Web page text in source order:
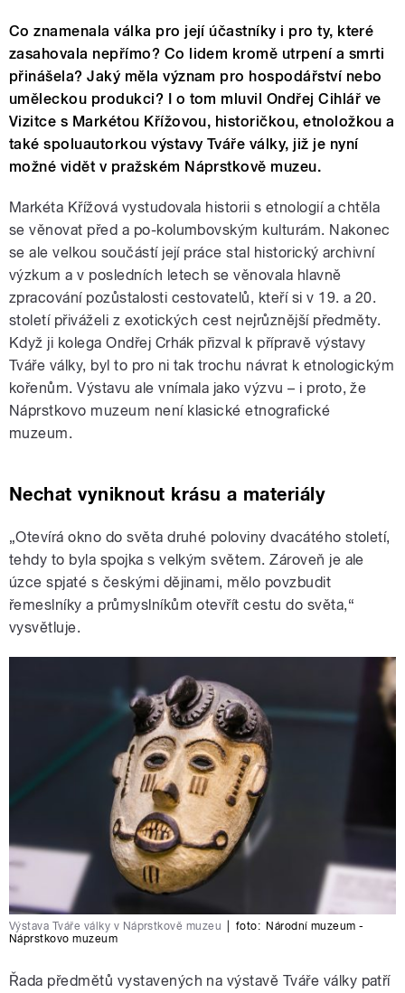
Co znamenala válka pro její účastníky i pro ty, které
zasahovala nepřímo? Co lidem kromě utrpení a smrti
přinášela? Jaký měla význam pro hospodářství nebo
uměleckou produkci? I o tom mluvil Ondřej Cihlář ve
Vizitce s Markétou Křížovou, historičkou, etnoložkou a
také spoluautorkou výstavy Tváře války, již je nyní
možné vidět v pražském Náprstkově muzeu.
Markéta Křížová vystudovala historii s etnologií a chtěla
se věnovat před a po-kolumbovským kulturám. Nakonec
se ale velkou součástí její práce stal historický archivní
výzkum a v posledních letech se věnovala hlavně
zpracování pozůstalosti cestovatelů, kteří si v 19. a 20.
století přiváželi z exotických cest nejrůznější předměty.
Když ji kolega Ondřej Crhák přizval k přípravě výstavy
Tváře války, byl to pro ni tak trochu návrat k etnologickým
kořenům. Výstavu ale vnímala jako výzvu – i proto, že
Náprstkovo muzeum není klasické etnografické
muzeum.
Nechat vyniknout krásu a materiály
„Otevírá okno do světa druhé poloviny dvacátého století,
tehdy to byla spojka s velkým světem. Zároveň je ale
úzce spjaté s českými dějinami, mělo povzbudit
řemeslníky a průmyslníkům otevřít cestu do světa,“
vysvětluje.
Výstava Tváře války v Náprstkově muzeu foto: Národní muzeum -
Náprstkovo muzeum
Řada předmětů vystavených na výstavě Tváře války patří